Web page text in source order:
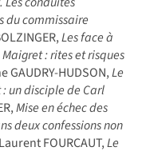
du commissaire
Les face à
: rites et risques
GAUDRY-HUDSON,Le
un disciple de Carl
Mise en échec des
deux confessions non
FOURCAUT,Le